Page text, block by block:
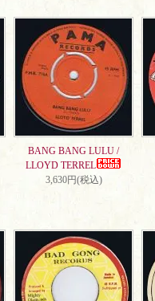
BANG BANG LULU /
LLOYD TERREL
3,630円(税込)